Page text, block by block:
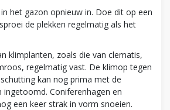
het gazon opnieuw in. Doe dit op een
de plekken regelmatig als het
klimplanten, zoals die van clematis,
regelmatig vast. De klimop tegen
kan nog prima met de
ingetoomd. Coniferenhagen en
een keer strak in vorm snoeien.